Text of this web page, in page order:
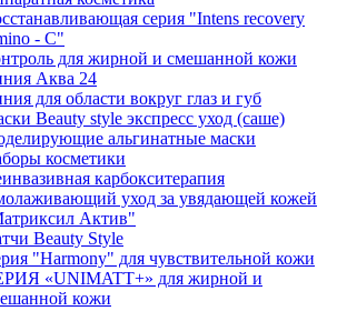
серия "Intens recovery
- C"
для жирной и смешанной кожи
Аква 24
для области вокруг глаз и губ
Beauty style экспресс уход (саше)
альгинатные маски
косметики
карбокситерапия
уход за увядающей кожей
Актив"
Beauty Style
"Harmony" для чувствительной кожи
«UNIMATT+» для жирной и
кожи